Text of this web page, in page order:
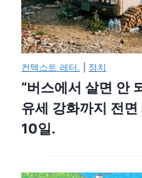
컨텍스트 레터. 정치
“버스에서 살면 안
유세 강화까지 전
10일.